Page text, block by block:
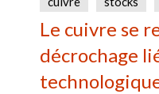
Le cuivre se
décrochage